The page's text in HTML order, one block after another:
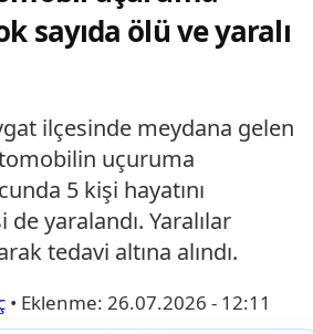
sayıda ölü ve yaralı
ilçesinde meydana gelen
uçuruma
5 kişi hayatını
yaralandı. Yaralılar
tedavi altına alındı.
• Eklenme: 26.07.2026 - 12:11